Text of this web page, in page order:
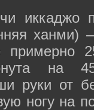
иккаджо
примерно
на
руки от
ногу на